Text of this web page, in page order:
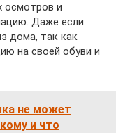
осмотров и
Даже если
дома, так как
на своей обуви и
не может
и что